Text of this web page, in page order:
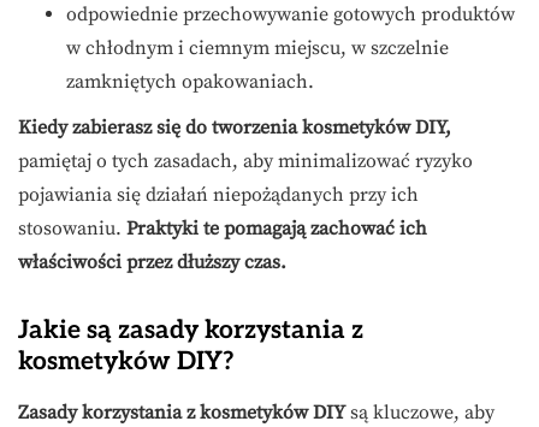
odpowiednie przechowywanie gotowych produktów
w chłodnym i ciemnym miejscu, w szczelnie
zamkniętych opakowaniach.
Kiedy zabierasz się do tworzenia kosmetyków DIY,
pamiętaj o tych zasadach, aby minimalizować ryzyko
pojawiania się działań niepożądanych przy ich
stosowaniu. Praktyki te pomagają zachować ich
właściwości przez dłuższy czas.
Jakie są zasady korzystania z
kosmetyków DIY?
Zasady korzystania z kosmetyków DIYsą kluczowe, aby